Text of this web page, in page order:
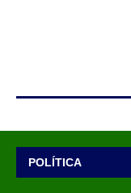
POLÍTICA